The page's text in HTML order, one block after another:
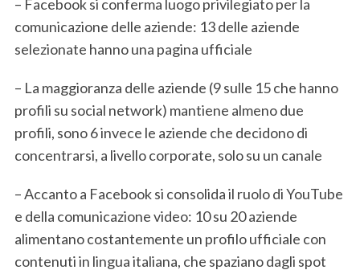
– Facebook si conferma luogo privilegiato per la
comunicazione delle aziende: 13 delle aziende
selezionate hanno una pagina ufficiale
– La maggioranza delle aziende (9 sulle 15 che hanno
profili su social network) mantiene almeno due
profili, sono 6 invece le aziende che decidono di
concentrarsi, a livello corporate, solo su un canale
– Accanto a Facebook si consolida il ruolo di YouTube
e della comunicazione video: 10 su 20 aziende
alimentano costantemente un profilo ufficiale con
contenuti in lingua italiana, che spaziano dagli spot